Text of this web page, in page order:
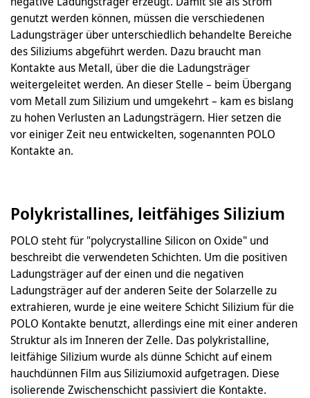
genutzt werden können, müssen die verschiedenen
Ladungsträger über unterschiedlich behandelte Bereiche
des Siliziums abgeführt werden. Dazu braucht man
Kontakte aus Metall, über die die Ladungsträger
weitergeleitet werden. An dieser Stelle – beim Übergang
vom Metall zum Silizium und umgekehrt – kam es bislang
zu hohen Verlusten an Ladungsträgern. Hier setzen die
vor einiger Zeit neu entwickelten, sogenannten POLO
Kontakte an.
Polykristallines, leitfähiges Silizium
POLO steht für "polycrystalline Silicon on Oxide" und
beschreibt die verwendeten Schichten. Um die positiven
Ladungsträger auf der einen und die negativen
Ladungsträger auf der anderen Seite der Solarzelle zu
extrahieren, wurde je eine weitere Schicht Silizium für die
POLO Kontakte benutzt, allerdings eine mit einer anderen
Struktur als im Inneren der Zelle. Das polykristalline,
leitfähige Silizium wurde als dünne Schicht auf einem
hauchdünnen Film aus Siliziumoxid aufgetragen. Diese
isolierende Zwischenschicht passiviert die Kontakte.